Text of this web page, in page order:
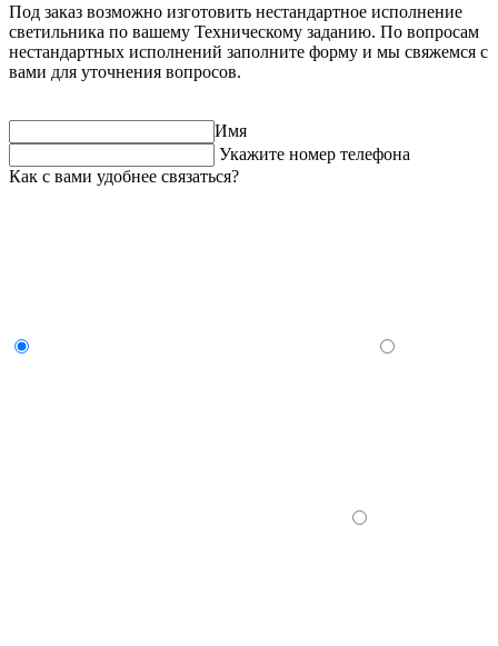
Под заказ возможно изготовить нестандартное исполнение
светильника по вашему Техническому заданию. По вопросам
нестандартных исполнений заполните форму и мы свяжемся с
вами для уточнения вопросов.
Имя
Укажите номер телефона
Как с вами удобнее связаться?